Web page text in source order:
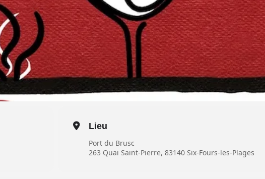
Lieu
Port du Brusc
263 Quai Saint-Pierre, 83140 Six-Fours-les-Plages